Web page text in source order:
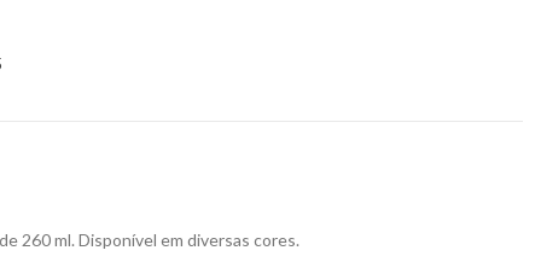
260 ml. Disponível em diversas cores.